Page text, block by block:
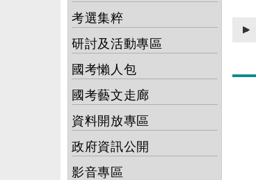
考選集粹
研討及活動專區
國考懶人包
國考藝文走廊
資料開放專區
政府資訊公開
影音專區